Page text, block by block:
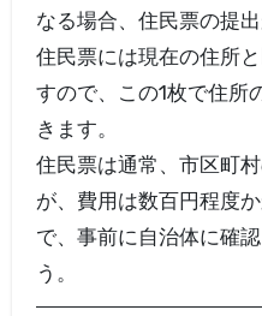
なる場合、住民票の提出
住民票には現在の住所
すので、この1枚で住所
きます。
住民票は通常、市区町
が、費用は数百円程度
で、事前に自治体に確
う。